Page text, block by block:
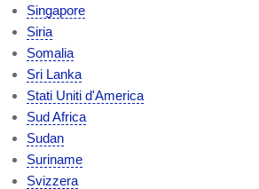
Singapore
Siria
Somalia
Sri Lanka
Stati Uniti d'America
Sud Africa
Sudan
Suriname
Svizzera